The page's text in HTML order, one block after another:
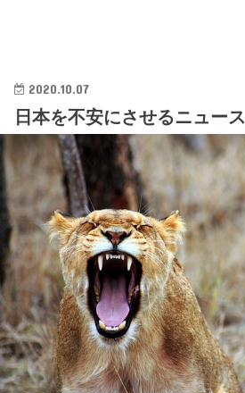
2020.10.07
日本を不安にさせるニュース